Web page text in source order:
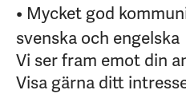
• Mycket god
svenska och engelska
Vi ser fram emot din
Visa gärna ditt